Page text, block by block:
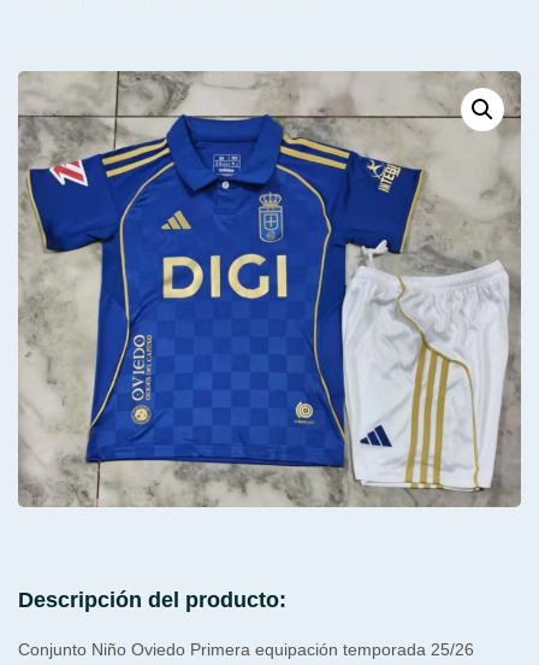
Descripción del producto:
Conjunto Niño Oviedo Primera equipación temporada 25/26